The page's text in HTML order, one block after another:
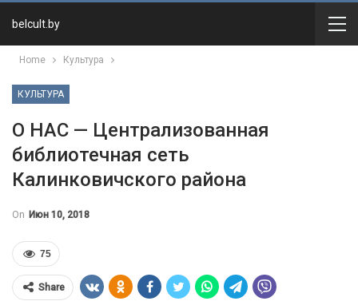
belcult.by
Home Культура
КУЛЬТУРА
О НАС — Централизованная
библиотечная сеть
Калинковичского района
On Июн 10, 2018
75
Share